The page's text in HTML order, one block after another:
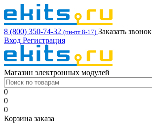
8 (800) 350-74-32 (пн-пт 8-17) Заказать звонок
Вход Регистрация
Магазин электронных модулей
0
0
0
Корзина заказа